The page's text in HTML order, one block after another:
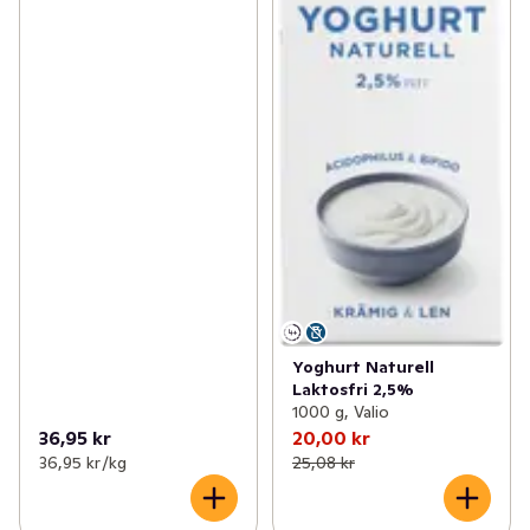
36,95 kr
36,95 kr /kg
Yoghurt Naturell
Laktosfri 2,5%
1000 g, Valio
20,00 kr
25,08 kr